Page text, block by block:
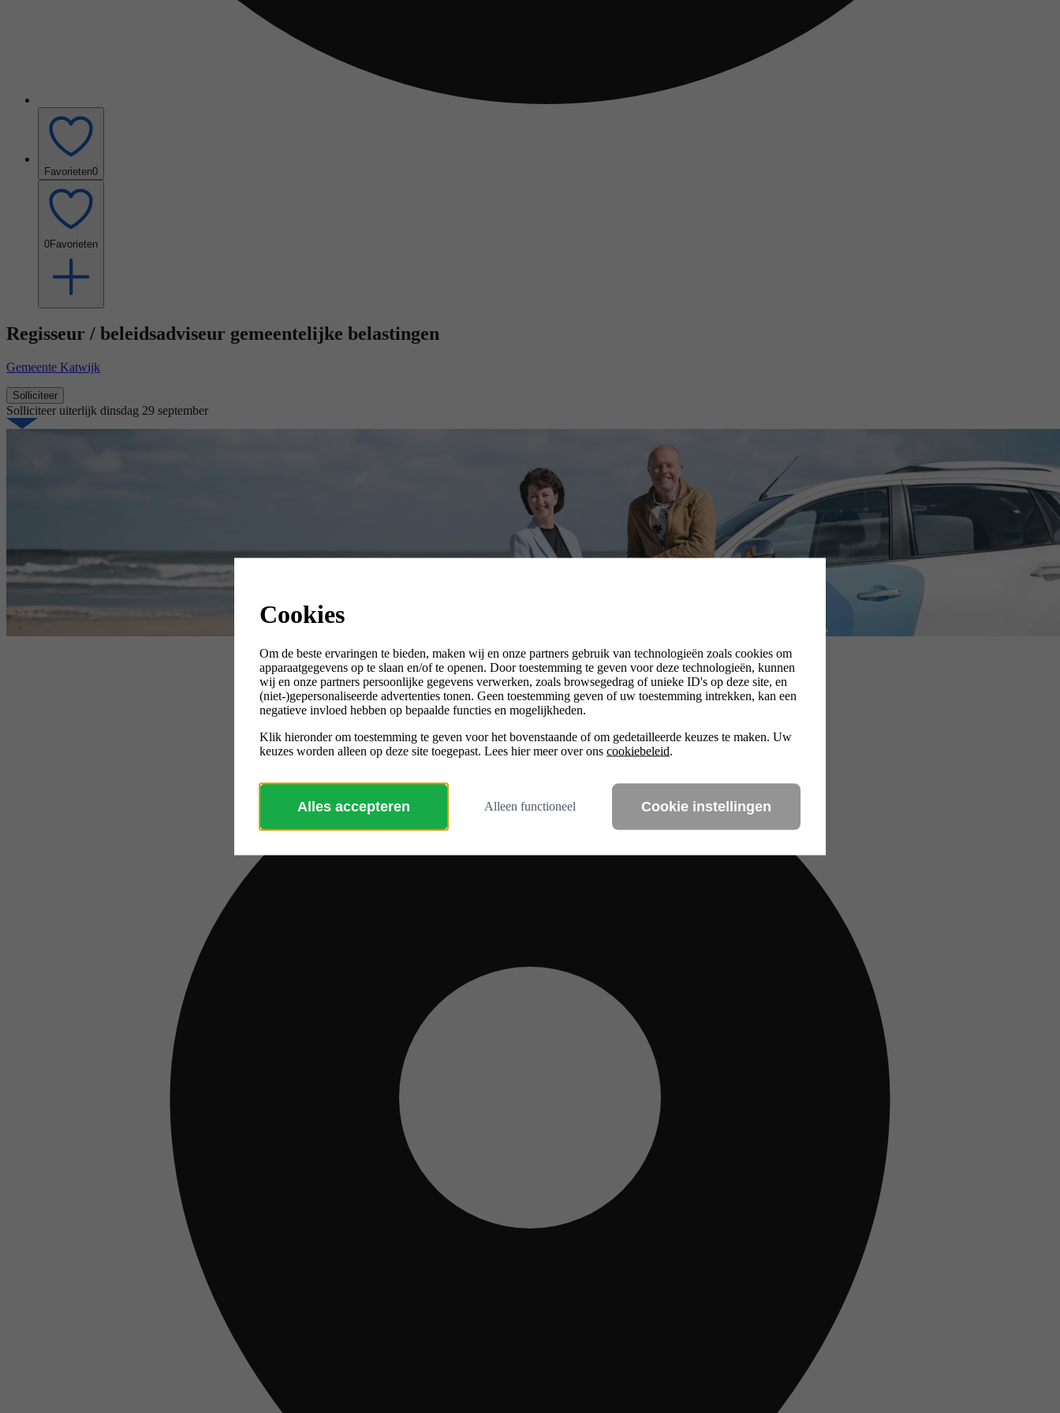
Favorieten0
0Favorieten
Regisseur / beleidsadviseur gemeentelijke belastingen
Gemeente Katwijk
Solliciteer
Solliciteer uiterlijk dinsdag 29 september
Cookies
Om de beste ervaringen te bieden, maken wij en onze partners gebruik van technologieën zoals cookies om
apparaatgegevens op te slaan en/of te openen. Door toestemming te geven voor deze technologieën, kunnen
wij en onze partners persoonlijke gegevens verwerken, zoals browsegedrag of unieke ID's op deze site, en
(niet-)gepersonaliseerde advertenties tonen. Geen toestemming geven of uw toestemming intrekken, kan een
negatieve invloed hebben op bepaalde functies en mogelijkheden.
Klik hieronder om toestemming te geven voor het bovenstaande of om gedetailleerde keuzes te maken. Uw
keuzes worden alleen op deze site toegepast. Lees hier meer over ons cookiebeleid.
Alles accepteren Alleen functioneel Cookie instellingen